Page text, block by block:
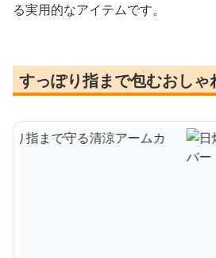
る実用的なアイテムです。
すっぽり指まで包むおしゃ